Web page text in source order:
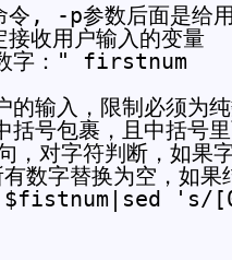
令, -p参数后面是给
收用户输入的变量
字：" firstnum
输入，限制必须为
号包裹，且中括号
对字符判断，如果
数字替换为空，如